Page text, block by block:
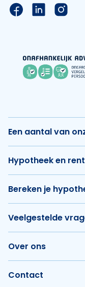
Link naar de
Link naar
Link
Een aantal van
Hypotheek en
Bereken je
Veelgestelde
Over ons
Contact